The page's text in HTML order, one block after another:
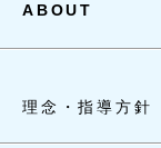
ABOUT
理念・指導方針